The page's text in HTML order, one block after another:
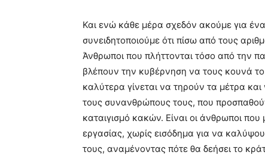
Και ενώ κάθε μέρα σχεδόν ακούμε για
συνειδητοποιούμε ότι πίσω από τους
Άνθρωποι που πλήττονται τόσο από την
βλέπουν την κυβέρνηση να τους κουνά
καλύτερα γίνεται να τηρούν τα μέτρα
τους συνανθρώπους τους, που
καταιγισμό κακών. Είναι οι άνθρωποι
εργασίας, χωρίς εισόδημα για να
τους, αναμένοντας πότε θα δεήσει το